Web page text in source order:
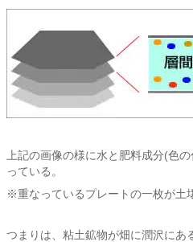
上記の画像の様に水と肥料成分(色
っている。
※重なっているプレートの一枚が土
つまりは、粘土鉱物が畑に潤沢にあ